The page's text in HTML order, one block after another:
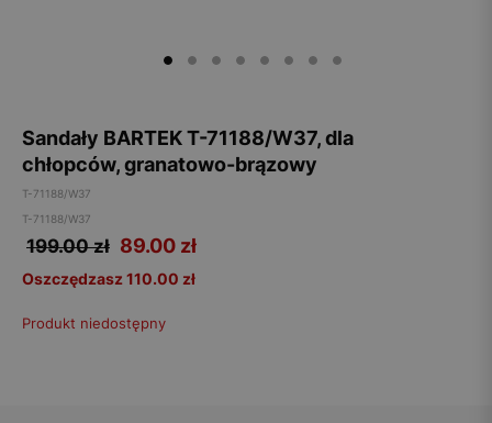
Sandały BARTEK T-71188/W37, dla
chłopców, granatowo-brązowy
T-71188/W37
T-71188/W37
199.00 zł 89.00 zł
Oszczędzasz 110.00 zł
Produkt niedostępny